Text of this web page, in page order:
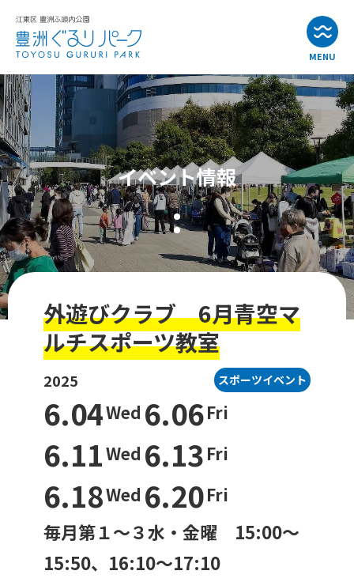
MENU
お知らせ
イベント情報
公園・施設紹介
アクセス
お問い合わせ
一般利用の方へ
公園利用ルール
催しものやロケなどの業務利用をお考えの方
イベント情報
外遊びクラブ 6月青空マ
ルチスポーツ教室
2025 スポーツイベント
6.04Wed 6.06Fri
6.11Wed 6.13 Fri
6.18Wed 6.20Fri
毎月第１～３水・金曜 15:00～
15:50、16:10～17:10